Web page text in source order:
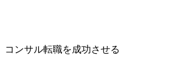
報 (https://www.xspear.co.jp/member/)一
アドバイザーによる自身のキャリア構
コンサル転職を成功させる